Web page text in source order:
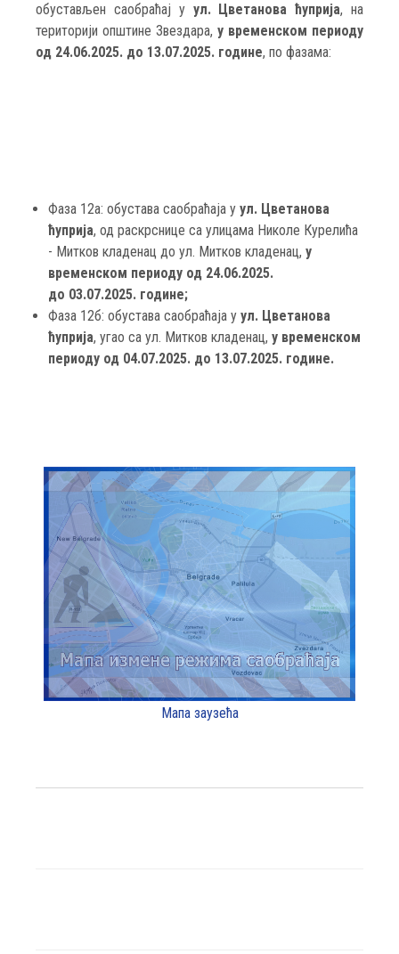
обустављен саобраћај у ул. Цветанова ћуприја, на
територији општине Звездара, у временском периоду
од 24.06.2025. до 13.07.2025. године, по фазама:
Фаза 12а: обустава саобраћаја у ул. Цветанова
ћуприја, од раскрснице са улицама Николе Курелића
- Митков кладенац до ул. Митков кладенац, у
временском периоду од 24.06.2025.
до 03.07.2025. године;
Фаза 12б: обустава саобраћаја у ул. Цветанова
ћуприја, угао са ул. Митков кладенац, у временском
периоду од 04.07.2025. до 13.07.2025. године.
Мапа заузећа